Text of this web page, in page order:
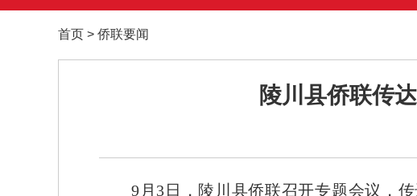
首页 > 侨联要闻
陵川县侨联传
9月3日，陵川县侨联召开专题会议，